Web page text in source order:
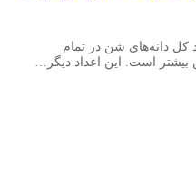
کل دانه‌های شن در تمام
است. این اعداد دیگر…